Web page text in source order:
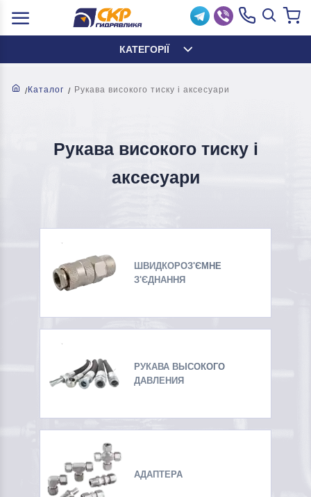
КАТЕГОРІЇ
Каталог Рукава високого тиску і аксесуари
Рукава високого тиску і
аксесуари
ШВИДКОРОЗ'ЄМНЕ
З'ЄДНАННЯ
РУКАВА ВЫСОКОГО
ДАВЛЕНИЯ
АДАПТЕРА